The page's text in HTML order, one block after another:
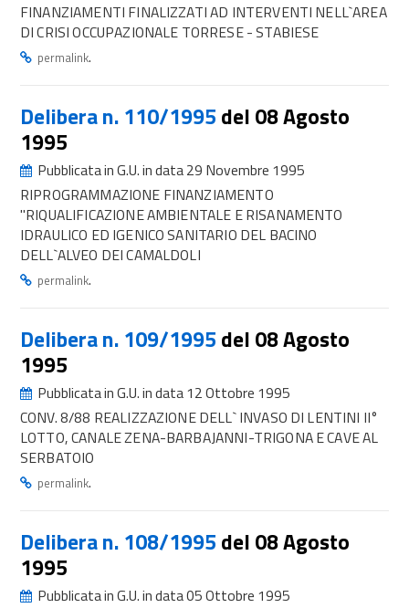
FINANZIAMENTI FINALIZZATI AD INTERVENTI NELL`AREA
DI CRISI OCCUPAZIONALE TORRESE - STABIESE
permalink.
Delibera n. 110/1995 del 08 Agosto
1995
Pubblicata in G.U. in data 29 Novembre 1995
RIPROGRAMMAZIONE FINANZIAMENTO
"RIQUALIFICAZIONE AMBIENTALE E RISANAMENTO
IDRAULICO ED IGENICO SANITARIO DEL BACINO
DELL`ALVEO DEI CAMALDOLI
permalink.
Delibera n. 109/1995 del 08 Agosto
1995
Pubblicata in G.U. in data 12 Ottobre 1995
CONV. 8/88 REALIZZAZIONE DELL` INVASO DI LENTINI II°
LOTTO, CANALE ZENA-BARBAJANNI-TRIGONA E CAVE AL
SERBATOIO
permalink.
Delibera n. 108/1995 del 08 Agosto
1995
Pubblicata in G.U. in data 05 Ottobre 1995